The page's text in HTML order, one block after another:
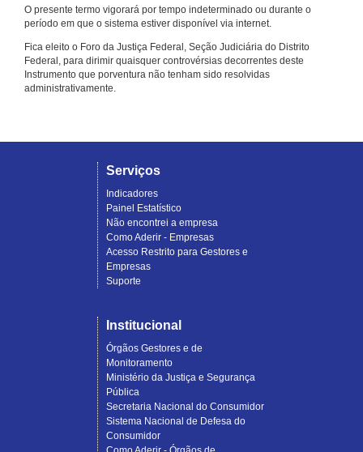
O presente termo vigorará por tempo indeterminado ou durante o
período em que o sistema estiver disponível via internet.
Fica eleito o Foro da Justiça Federal, Seção Judiciária do Distrito
Federal, para dirimir quaisquer controvérsias decorrentes deste
Instrumento que porventura não tenham sido resolvidas
administrativamente.
Serviços
Indicadores
Painel Estatístico
Não encontrei a empresa
Como Aderir - Empresas
Acesso Restrito para Gestores e
Empresas
Suporte
Institucional
Órgãos Gestores e de
Monitoramento
Ministério da Justiça e Segurança
Pública
Secretaria Nacional do Consumidor
Sistema Nacional de Defesa do
Consumidor